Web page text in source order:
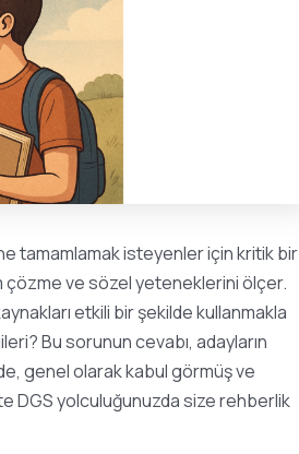
tamamlamak isteyenler için kritik bir
çözme ve sözel yeteneklerini ölçer.
etkili bir şekilde kullanmakla
Bu sorunun cevabı, adayların
genel olarak kabul görmüş ve
DGS yolculuğunuzda size rehberlik